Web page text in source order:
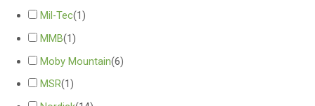
Mil-Tec(1)
MMB(1)
Moby Mountain(6)
MSR(1)